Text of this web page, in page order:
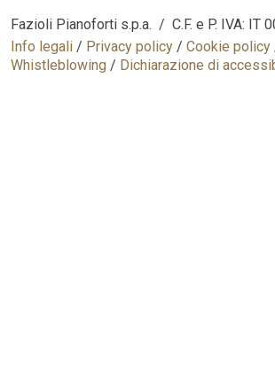
Fazioli Pianoforti s.p.a. / C.F. e P. IVA: IT
Info legali / Privacy policy / Cookie policy
Whistleblowing / Dichiarazione di